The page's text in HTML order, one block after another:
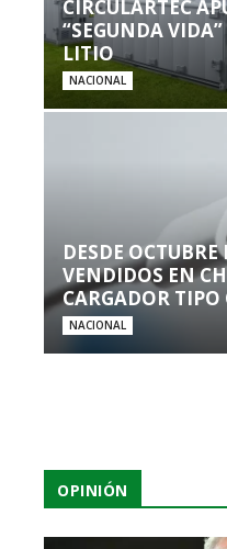
CIRCULARTEC
“SEGUNDA
LITIO
NACIONAL
DESDE
VENDIDOS EN
CARGADOR TIPO
NACIONAL
OPINIÓN